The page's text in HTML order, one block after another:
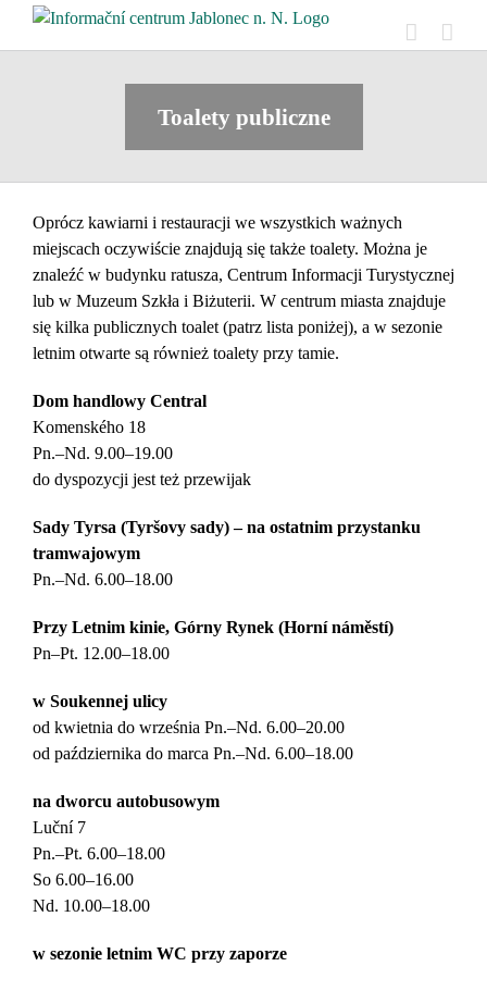
Toalety publiczne
Oprócz kawiarni i restauracji we wszystkich ważnych
miejscach oczywiście znajdują się także toalety. Można je
znaleźć w budynku ratusza, Centrum Informacji Turystycznej
lub w Muzeum Szkła i Biżuterii. W centrum miasta znajduje
się kilka publicznych toalet (patrz lista poniżej), a w sezonie
letnim otwarte są również toalety przy tamie.
Dom handlowy Central
Komenského 18
Pn.–Nd. 9.00–19.00
do dyspozycji jest też przewijak
Sady Tyrsa (Tyršovy sady) – na ostatnim przystanku
tramwajowym
Pn.–Nd. 6.00–18.00
Przy Letnim kinie, Górny Rynek (Horní náměstí)
Pn–Pt. 12.00–18.00
w Soukennej ulicy
od kwietnia do września Pn.–Nd. 6.00–20.00
od października do marca Pn.–Nd. 6.00–18.00
na dworcu autobusowym
Luční 7
Pn.–Pt. 6.00–18.00
So 6.00–16.00
Nd. 10.00–18.00
w sezonie letnim WC przy zaporze